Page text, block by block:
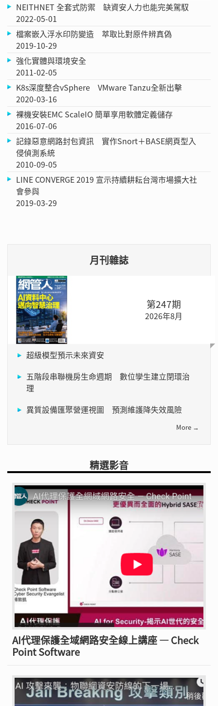
NEITHNET 全套式防禦 缺資安人力也能完美駕馭
2022-05-01
檔案嵌入浮水印防變造 萃取比對原件辨真偽
2019-10-29
強化實體與環境安全
2011-02-05
K8s深度整合vSphere VMware Tanzu全新出擊
2020-03-16
裸機安裝EMC ScaleIO 簡單享用軟體定義儲存
2016-07-06
記錄惡意網路封包資訊 實作Snort＋BASE網頁型入
侵偵測系統
2010-09-05
LINE CONVERGE 2019 宣示持續耕耘台灣市場擴大社
會參與
2019-03-29
月刊雜誌
第247期
2026年8月
超級模型預示未來資安
五階段串聯機房生命週期 數位孿生建立閉環治
理
異質設備匯聚營運視圖 預測維護降失效風險
More →
精選影音
AI代理保護全域網路安全線上講座 — Check
Point Software